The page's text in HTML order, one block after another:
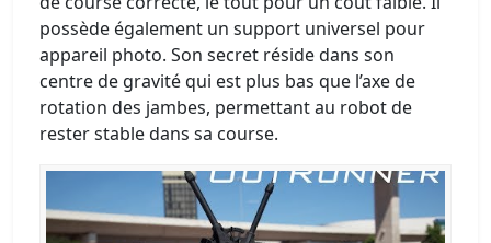
possède également un support universel pour
appareil photo. Son secret réside dans son
centre de gravité qui est plus bas que l’axe de
rotation des jambes, permettant au robot de
rester stable dans sa course.